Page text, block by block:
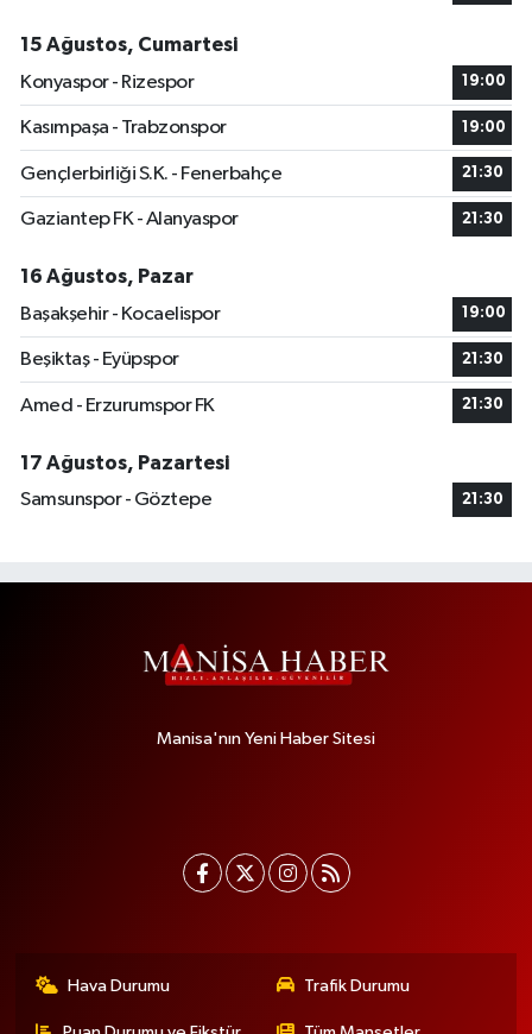
15 Ağustos, Cumartesi
Konyaspor - Rizespor
19:00
Kasımpaşa - Trabzonspor 19:00
Gençlerbirliği S.K. - Fenerbahçe 21:30
Gaziantep FK - Alanyaspor 21:30
16 Ağustos, Pazar
Başakşehir - Kocaelispor
19:00
Beşiktaş - Eyüpspor 21:30
Amed - Erzurumspor FK 21:30
17 Ağustos, Pazartesi
Samsunspor - Göztepe
21:30
Manisa'nın Yeni Haber Sitesi
Hava Durumu Trafik Durumu